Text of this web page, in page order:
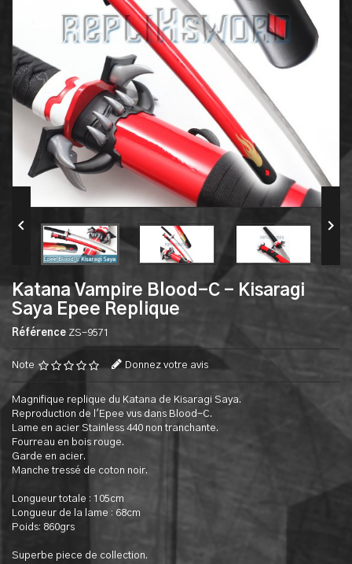
 
Katana Vampire Blood-C - Kisaragi
Saya Epee Replique
Référence ZS-9571
Note Donnez votre avis
Magnifique replique du Katana de Kisaragi Saya.
Reproduction de l'Epee vus dans Blood-C.
Lame en acier Stainless 440 non tranchante.
Fourreau en bois rouge.
Garde en acier.
Manche tressé de coton noir.
Longueur totale : 105cm
Longueur de la lame : 68cm
Poids: 860grs
Superbe piece de collection.